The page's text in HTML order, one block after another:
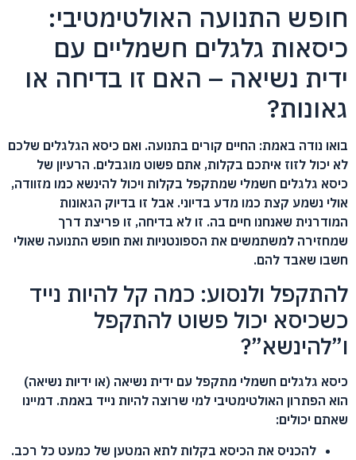
חופש התנועה האולטימטיבי:
כיסאות גלגלים חשמליים עם
ידית נשיאה – האם זו בדיחה או
גאונות?
בואו נודה באמת: החיים קורים בתנועה. ואם כיסא הגלגלים שלכם
לא יכול לזוז איתכם בקלות, אתם פשוט מוגבלים. הרעיון של
כיסא גלגלים חשמלי שמתקפל בקלות ויכול להינשא כמו מזוודה,
אולי נשמע קצת כמו מדע בדיוני. אבל זו בדיוק הגאונות
המודרנית שאנחנו חיים בה. זו לא בדיחה, זו פריצת דרך
שמחזירה למשתמשים את הספונטניות ואת חופש התנועה שאולי
חשבו שאבד להם.
להתקפל ולנסוע: כמה קל להיות נייד
כשכיסא יכול פשוט להתקפל
ו”להינשא”?
כיסא גלגלים חשמלי מתקפל עם ידית נשיאה (או ידיות נשיאה)
הוא הפתרון האולטימטיבי למי שרוצה להיות נייד באמת. דמיינו
שאתם יכולים:
להכניס את הכיסא בקלות לתא המטען של כמעט כל רכב.